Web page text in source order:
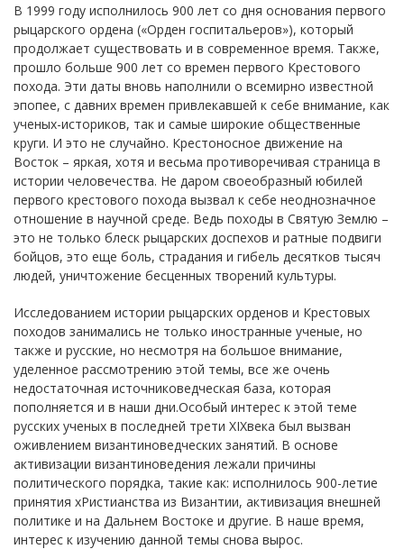
В 1999 году исполнилось 900 лет со дня основания первого
рыцарского ордена («Орден госпитальеров»), который
продолжает существовать и в современное время. Также,
прошло больше 900 лет со времен первого Крестового
похода. Эти даты вновь наполнили о всемирно известной
эпопее, с давних времен привлекавшей к себе внимание, как
ученых-историков, так и самые широкие общественные
круги. И это не случайно. Крестоносное движение на
Восток – яркая, хотя и весьма противоречивая страница в
истории человечества. Не даром своеобразный юбилей
первого крестового похода вызвал к себе неоднозначное
отношение в научной среде. Ведь походы в Святую Землю –
это не только блеск рыцарских доспехов и ратные подвиги
бойцов, это еще боль, страдания и гибель десятков тысяч
людей, уничтожение бесценных творений культуры.
Исследованием истории рыцарских орденов и Крестовых
походов занимались не только иностранные ученые, но
также и русские, но несмотря на большое внимание,
уделенное рассмотрению этой темы, все же очень
недостаточная источниковедческая база, которая
пополняется и в наши дни.Особый интерес к этой теме
русских ученых в последней трети XIXвека был вызван
оживлением византиноведческих занятий. В основе
активизации византиноведения лежали причины
политического порядка, такие как: исполнилось 900-летие
принятия хРистианства из Византии, активизация внешней
политике и на Дальнем Востоке и другие. В наше время,
интерес к изучению данной темы снова вырос.